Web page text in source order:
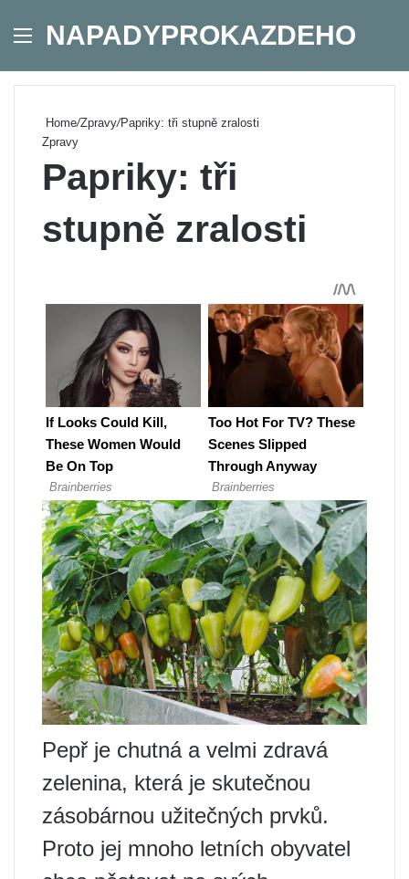
Menu
NAPADYPROKAZDEHO
Home/Zpravy/Papriky: tři stupně zralosti
Zpravy
Papriky: tři
stupně zralosti
Pepř je chutná a velmi zdravá
zelenina, která je skutečnou
zásobárnou užitečných prvků.
Proto jej mnoho letních obyvatel